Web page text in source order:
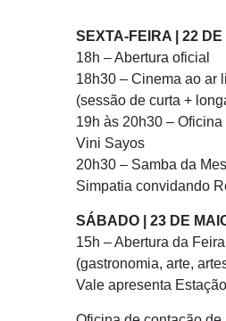
SEXTA-FEIRA | 22 DE
18h – Abertura oficial
18h30 – Cinema ao ar
(sessão de curta +
19h às 20h30 –
Vini Sayos
20h30 – Samba da
Simpatia convidando
SÁBADO | 23 DE
15h – Abertura da
(gastronomia, arte,
Vale apresenta